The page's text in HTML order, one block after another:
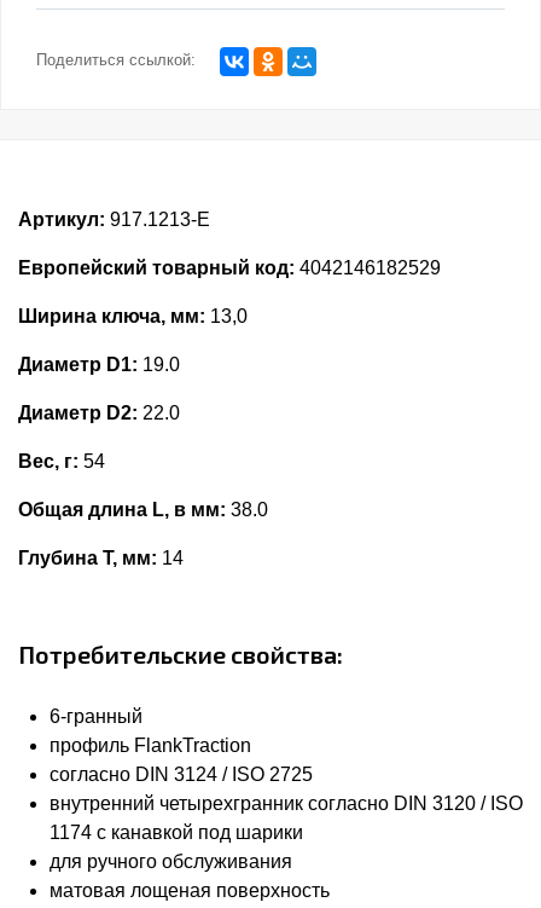
Поделиться ссылкой:
Артикул: 917.1213-E
Европейский товарный код: 4042146182529
Ширина ключа, мм: 13,0
Диаметр D1: 19.0
Диаметр D2: 22.0
Вес, г: 54
Общая длина L, в мм: 38.0
Глубина Т, мм: 14
Потребительские свойства:
6-гранный
профиль FlankTraction
согласно DIN 3124 / ISO 2725
внутренний четырехгранник согласно DIN 3120 / ISO
1174 с канавкой под шарики
для ручного обслуживания
матовая лощеная поверхность